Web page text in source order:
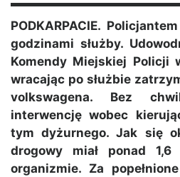
PODKARPACIE.
godzinami służby.
Komendy Miejskiej Policji
wracając po służbie
volkswagena. Bez
interwencję wobec
tym dyżurnego. Jak się
drogowy miał ponad
organizmie. Za